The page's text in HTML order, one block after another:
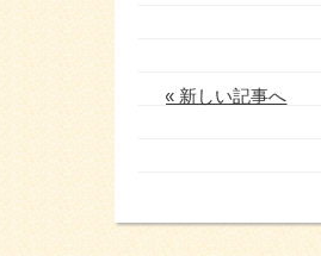
« 新しい記事へ